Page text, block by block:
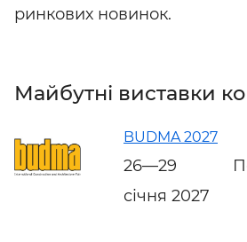
ринкових новинок.
Майбутні виставки
BUDMA 2027
26—29
січня 2027